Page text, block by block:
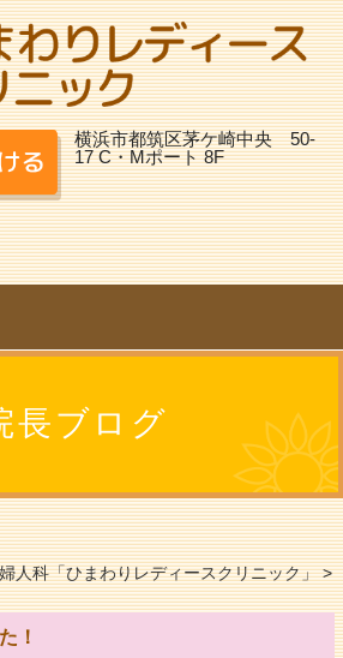
横浜市都筑区茅ケ崎中央 50-
17 C・Mポート 8F
長ブログ
人科「ひまわりレディースクリニック」>
！